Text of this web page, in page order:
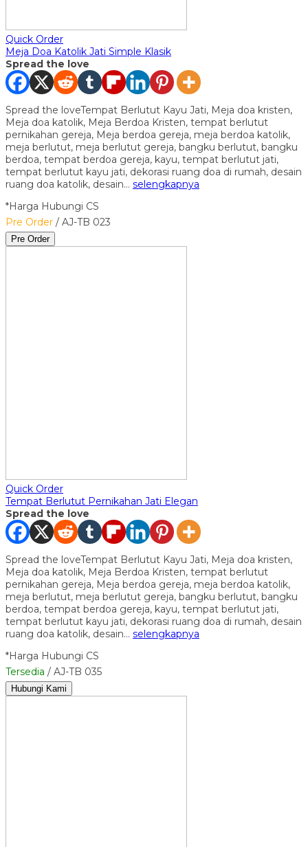
Quick Order
Meja Doa Katolik Jati Simple Klasik
Spread the love
Spread the loveTempat Berlutut Kayu Jati, Meja doa kristen,
Meja doa katolik, Meja Berdoa Kristen, tempat berlutut
pernikahan gereja, Meja berdoa gereja, meja berdoa katolik,
meja berlutut, meja berlutut gereja, bangku berlutut, bangku
berdoa, tempat berdoa gereja, kayu, tempat berlutut jati,
tempat berlutut kayu jati, dekorasi ruang doa di rumah, desain
ruang doa katolik, desain… selengkapnya
*Harga Hubungi CS
Pre Order / AJ-TB 023
Pre Order
Quick Order
Tempat Berlutut Pernikahan Jati Elegan
Spread the love
Spread the loveTempat Berlutut Kayu Jati, Meja doa kristen,
Meja doa katolik, Meja Berdoa Kristen, tempat berlutut
pernikahan gereja, Meja berdoa gereja, meja berdoa katolik,
meja berlutut, meja berlutut gereja, bangku berlutut, bangku
berdoa, tempat berdoa gereja, kayu, tempat berlutut jati,
tempat berlutut kayu jati, dekorasi ruang doa di rumah, desain
ruang doa katolik, desain… selengkapnya
*Harga Hubungi CS
Tersedia / AJ-TB 035
Hubungi Kami